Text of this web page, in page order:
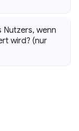
Nutzers, wenn
wird? (nur